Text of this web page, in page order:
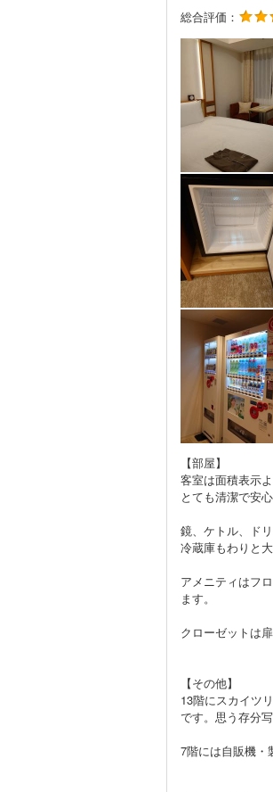
総合評価：
【部屋】
客室は面積表示
とても清潔で安
鏡、ケトル、ド
冷蔵庫もわりと
アメニティはフ
ます。
クローゼットは
【その他】
13階にスカイツ
です。思う存分
7階には自販機・